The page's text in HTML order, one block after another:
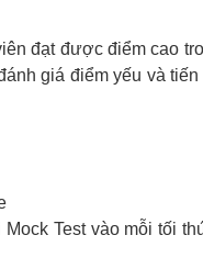
đạt được điểm cao
giá điểm yếu và tiến
Test vào mỗi tối